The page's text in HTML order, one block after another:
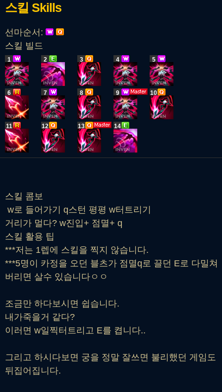
스킬 Skills
선마순서:
스킬 빌드
1 2 3 4 5
6 7 8 9 10
11 12 13 14
스킬 콤보
w로 들어가기 q스턴 평평 w터트리기
거리가 멀다? w진입+ 점멸+ q
스킬 활용 팁
***저는 1렙에 스킬을 찍지 않습니다.
***5명이 카정을 오던 블츠가 점멸q로 끌던 E로 다밀쳐
버리면 살수 있습니다ㅇㅇ
조금만 하다보시면 쉽습니다.
내가죽을거 같다?
이러면 w일찍터트리고 E를 켭니다..
그리고 하시다보면 궁을 정말 잘쓰면 불리했던 게임도
뒤집어집니다.